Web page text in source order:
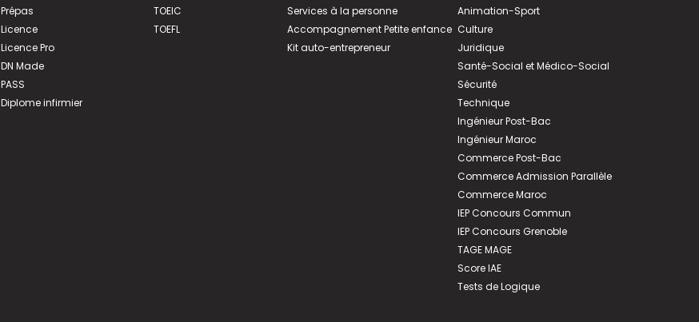
Prépas
Licence
Licence Pro
DN Made
PASS
Diplome infirmier
TOEIC
TOEFL
Services à la personne
Accompagnement Petite enfance
Kit auto-entrepreneur
Animation-Sport
Culture
Juridique
Santé-Social et Médico-Social
Sécurité
Technique
Ingénieur Post-Bac
Ingénieur Maroc
Commerce Post-Bac
Commerce Admission Parallèle
Commerce Maroc
IEP Concours Commun
IEP Concours Grenoble
TAGE MAGE
Score IAE
Tests de Logique